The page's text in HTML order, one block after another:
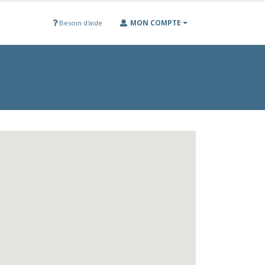
Besoin d'aide MON COMPTE